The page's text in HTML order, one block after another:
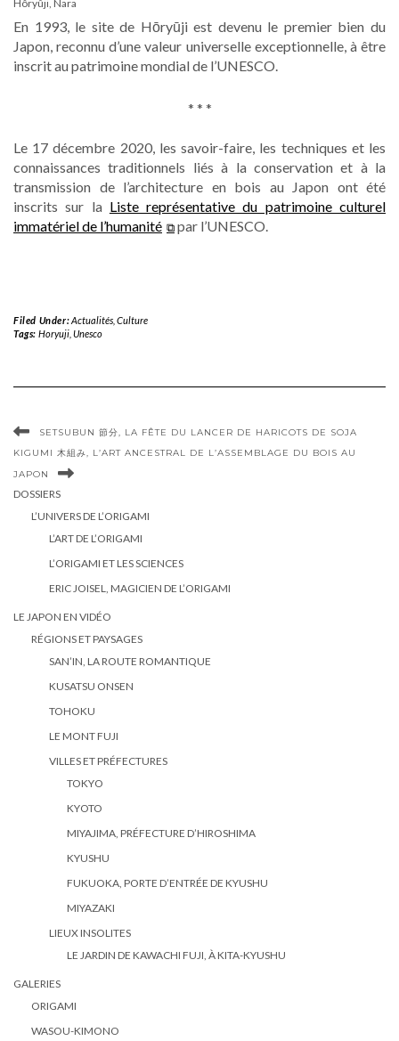
Hôryûji, Nara
En 1993, le site de Hōryūji est devenu le premier bien du
Japon, reconnu d’une valeur universelle exceptionnelle, à être
inscrit au patrimoine mondial de l’UNESCO.
* * *
Le 17 décembre 2020, les savoir-faire, les techniques et les
connaissances traditionnels liés à la conservation et à la
transmission de l’architecture en bois au Japon ont été
inscrits sur la Liste représentative du patrimoine culturel
immatériel de l’humanité
par l’UNESCO.
Filed Under:Actualités, Culture
Tags: Horyuji, Unesco
SETSUBUN 節分, LA FÊTE DU LANCER DE HARICOTS DE SOJA
KIGUMI 木組み, L’ART ANCESTRAL DE L’ASSEMBLAGE DU BOIS AU
JAPON
DOSSIERS
L’UNIVERS DE L’ORIGAMI
L’ART DE L’ORIGAMI
L’ORIGAMI ET LES SCIENCES
ERIC JOISEL, MAGICIEN DE L’ORIGAMI
LE JAPON EN VIDÉO
RÉGIONS ET PAYSAGES
SAN’IN, LA ROUTE ROMANTIQUE
KUSATSU ONSEN
TOHOKU
LE MONT FUJI
VILLES ET PRÉFECTURES
TOKYO
KYOTO
MIYAJIMA, PRÉFECTURE D’HIROSHIMA
KYUSHU
FUKUOKA, PORTE D’ENTRÉE DE KYUSHU
MIYAZAKI
LIEUX INSOLITES
LE JARDIN DE KAWACHI FUJI, À KITA-KYUSHU
GALERIES
ORIGAMI
WASOU-KIMONO